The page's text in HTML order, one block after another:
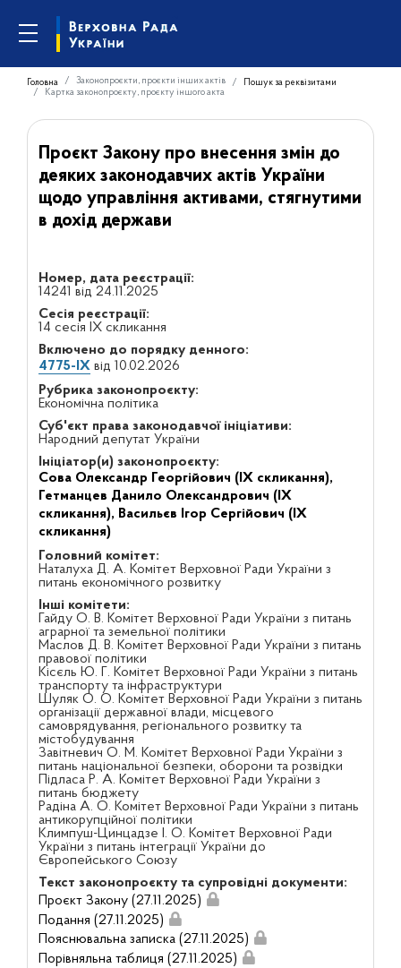
Головна Законопроєкти, проєкти інших актів
Пошук за реквізитами
Картка законопроєкту, проєкту іншого акта
Проєкт Закону про внесення змін до
деяких законодавчих актів України
щодо управління активами, стягнутими
в дохід держави
Номер, дата реєстрації:
14241 від 24.11.2025
Сесія реєстрації:
14 сесія IX скликання
Включено до порядку денного:
4775-IXвід 10.02.2026
Рубрика законопроєкту:
Економічна політика
Суб'єкт права законодавчої ініціативи:
Народний депутат України
Ініціатор(и) законопроєкту:
Сова Олександр Георгійович (IX скликання),
Гетманцев Данило Олександрович (IX
скликання), Васильєв Ігор Сергійович (IX
скликання)
Головний комітет:
Наталуха Д. А. Комітет Верховної Ради України з
питань економічного розвитку
Інші комітети:
Гайду О. В. Комітет Верховної Ради України з питань
аграрної та земельної політики
Маслов Д. В. Комітет Верховної Ради України з питань
правової політики
Кісєль Ю. Г. Комітет Верховної Ради України з питань
транспорту та інфраструктури
Шуляк О. О. Комітет Верховної Ради України з питань
організації державної влади, місцевого
самоврядування, регіонального розвитку та
містобудування
Завітневич О. М. Комітет Верховної Ради України з
питань національної безпеки, оборони та розвідки
Підласа Р. А. Комітет Верховної Ради України з
питань бюджету
Радіна А. О. Комітет Верховної Ради України з питань
антикорупційної політики
Климпуш-Цинцадзе І. О. Комітет Верховної Ради
України з питань інтеграції України до
Європейського Союзу
Текст законопроєкту та супровідні документи:
Проєкт Закону (27.11.2025)
Подання (27.11.2025)
Пояснювальна записка (27.11.2025)
Порівняльна таблиця (27.11.2025)